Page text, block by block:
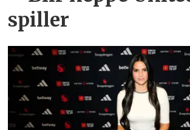
spiller